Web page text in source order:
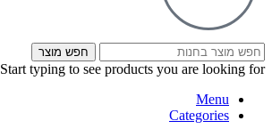
חפש מוצר
Start typing to see products you are looking for.
Menu
Categories